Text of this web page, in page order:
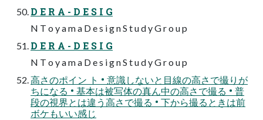
D E R A - D E S I G
N T o y a m a D e s i g n S t u d y G r o u p
D E R A - D E S I G
N T o y a m a D e s i g n S t u d y G r o u p
高さのポイン ト • 意識しないと目線の高さで撮りが
ちになる • 基本は被写体の真ん中の高さで撮る • 普
段の視界とは違う高さで撮る • 下から撮るときは前
ボケもいい感じ